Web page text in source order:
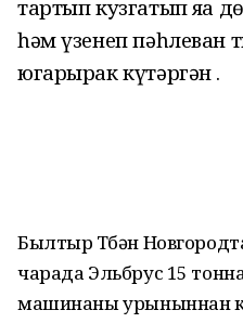
тартып кузгатып яңа
һәм үзенеп пәһлеван
югарырак күтәргән .
Былтыр Түбән
чарада Эльбрус 15
машинаны урыныннан